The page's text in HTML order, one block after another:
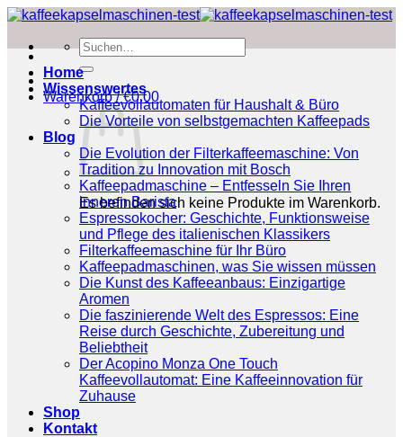
Zum
springen
Suchen
nach:
Warenkorb /€0.00
Es befinden sich keine Produkte im Warenkorb.
Home
Wissenswertes
Kaffeevollautomaten für Haushalt & Büro
Die Vorteile von selbstgemachten Kaffeepads
Blog
Die Evolution der Filterkaffeemaschine: Von
Tradition zu Innovation mit Bosch
Kaffeepadmaschine – Entfesseln Sie Ihren
inneren Barista
Espressokocher: Geschichte, Funktionsweise
und Pflege des italienischen Klassikers
Filterkaffeemaschine für Ihr Büro
Kaffeepadmaschinen, was Sie wissen müssen
Die Kunst des Kaffeeanbaus: Einzigartige
Aromen
Die faszinierende Welt des Espressos: Eine
Reise durch Geschichte, Zubereitung und
Beliebtheit
Der Acopino Monza One Touch
Kaffeevollautomat: Eine Kaffeeinnovation für
Zuhause
Shop
Kontakt